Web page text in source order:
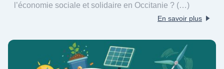
l’économie sociale et solidaire en Occitanie ? (…)
En savoir plus